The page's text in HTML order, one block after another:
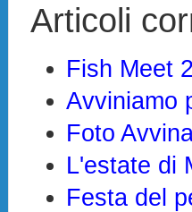
Articoli
Fish Meet
Avviniamo
Foto
L'estate di
Festa del